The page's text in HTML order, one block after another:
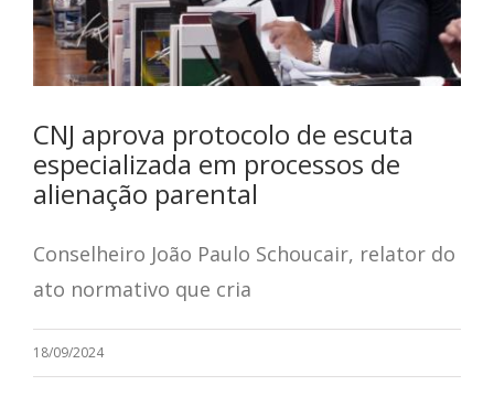
CNJ aprova protocolo de escuta
especializada em processos de
alienação parental
Conselheiro João Paulo Schoucair, relator do
ato normativo que cria
18/09/2024